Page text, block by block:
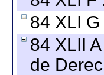
84 XLI
84 XLII
de